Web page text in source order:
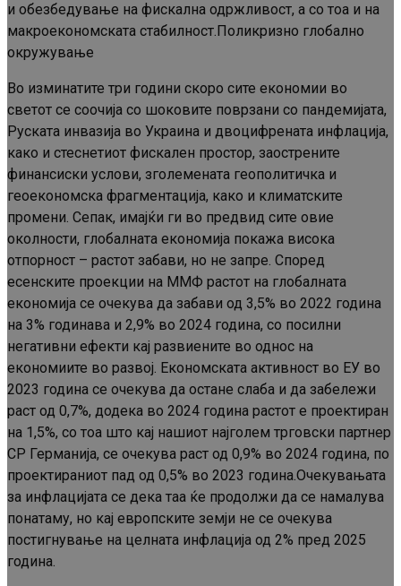
и обезбедување на фискална одржливост, а со тоа и на
макроекономската стабилност.Поликризно глобално
окружување
Во изминатите три години скоро сите економии во
светот се соочија со шоковите поврзани со пандемијата,
Руската инвазија во Украина и двоцифрената инфлација,
како и стеснетиот фискален простор, заострените
финансиски услови, зголемената геополитичка и
геоекономска фрагментација, како и климатските
промени. Сепак, имајќи ги во предвид сите овие
околности, глобалната економија покажа висока
отпорност – растот забави, но не запре. Според
есенските проекции на ММФ растот на глобалната
економија се очекува да забави од 3,5% во 2022 година
на 3% годинава и 2,9% во 2024 година, со посилни
негативни ефекти кај развиените во однос на
економиите во развој. Економската активност во ЕУ во
2023 година се очекува да остане слаба и да забележи
раст од 0,7%, додека во 2024 година растот е проектиран
на 1,5%, со тоа што кај нашиот најголем трговски партнер
СР Германија, се очекува раст од 0,9% во 2024 година, по
проектираниот пад од 0,5% во 2023 година.Очекувањата
за инфлацијата се дека таа ќе продолжи да се намалува
понатаму, но кај европските земји не се очекува
постигнување на целната инфлација од 2% пред 2025
година.